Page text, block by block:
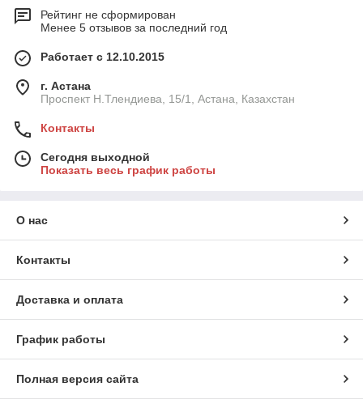
Рейтинг не сформирован
Менее 5 отзывов за последний год
Работает с 12.10.2015
г. Астана
Проспект Н.Тлендиева, 15/1, Астана, Казахстан
Контакты
Сегодня выходной
Показать весь график работы
О нас
Контакты
Доставка и оплата
График работы
Полная версия сайта